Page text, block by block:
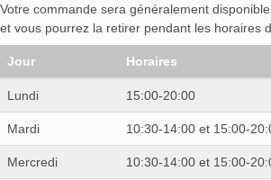
Votre commande sera généralement
et vous pourrez la retirer pendant les horaires
Jour Horaires
Lundi 15:00-20:00
Mardi 10:30-14:00 et 15:00-
Mercredi 10:30-14:00 et 15:00-